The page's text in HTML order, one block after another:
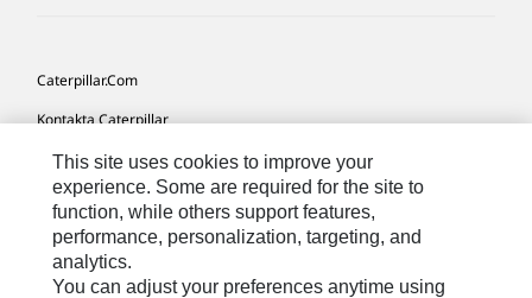
Caterpillar.com
Kontakta Caterpillar
Mina Marknadsföringspreferenser
Platskarta
Cookie Settings
Juridiskt
This site uses cookies to improve your
experience. Some are required for the site to
function, while others support features,
performance, personalization, targeting, and
analytics.
You can adjust your preferences anytime using